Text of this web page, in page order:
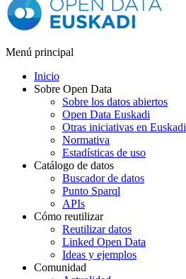
Menú principal
Inicio
Sobre Open Data
Sobre los datos abiertos
Open Data Euskadi
Otras iniciativas en Euskadi
Normativa
Estadísticas de uso
Catálogo de datos
Buscador de datos
Punto Sparql
APIs
Cómo reutilizar
Reutilizar datos
Linked Open Data
Ideas y ejemplos
Comunidad